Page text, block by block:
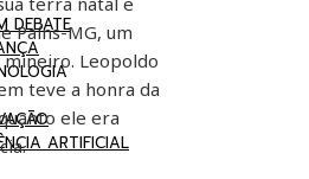
DEBATE
ARTIFICIAL
Paíns-MG, um
Leopoldo
teve a honra da
ele era